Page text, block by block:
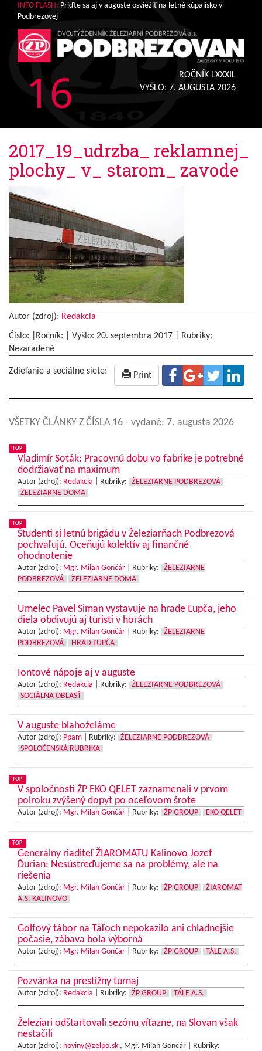
INFO FLASH: Príďte sa aj v auguste osviežiť na letné kúpalisko v
Podbrezovej
16
ROČNÍK LXXXIL
VYŠLO: 7. AUGUSTA 2026
2017_19_udrzba_ reklamnej_
plochy_ v_ starom_ zavode
Autor (zdroj): Redakcia
Číslo: |Ročník: | Vyšlo: 20. septembra 2017
Rubriky:
Nezaradené
Zdieľanie a sociálne siete: Print
VŠETKY ČLÁNKY Z ČÍSLA 16 - vydané: 7. augusta 2026
TOP
Vladimír Soták: Pracovnú dobu vo fabrike je potrebné
dodržiavať na maximum
Autor (zdroj): Redakcia Rubriky:
ŽELEZIARNE PODBREZOVÁ
ŽELEZIARNE DOMA
TOP
Študenti si letnú brigádu v Železiarňach Podbrezová
pochvaľujú. Oceňujú kolektív aj finančné
ohodnotenie
Autor (zdroj): Mgr. Milan Gončár Rubriky:
ŽELEZIARNE
PODBREZOVÁ
ŽELEZIARNE DOMA
Umelec Pavel Siman vystavuje na hrade Ľupča, jeho
diela obdivujú aj turisti v horách
Autor (zdroj): Mgr. Milan Gončár Rubriky:
ŽELEZIARNE
PODBREZOVÁ
HRAD ĽUPČA
Iontové nápoje aj v auguste
Autor (zdroj): Redakcia Rubriky:
ŽELEZIARNE PODBREZOVÁ
SOCIÁLNA OBLASŤ
V auguste blahoželáme
Autor (zdroj): Ppam Rubriky:
ŽELEZIARNE PODBREZOVÁ
SPOLOČENSKÁ RUBRIKA
TOP
V spoločnosti ŽP EKO QELET zaznamenali v prvom
polroku zvýšený dopyt po oceľovom šrote
Autor (zdroj): Mgr. Milan Gončár Rubriky: ŽP GROUP EKO QELET
TOP
Generálny riaditeľ ŽIAROMATU Kalinovo Jozef
Ďurian: Nesústreďujeme sa na problémy, ale na
riešenia
Autor (zdroj): Mgr. Milan Gončár Rubriky: ŽP GROUP
ŽIAROMAT
A.S. KALINOVO
Golfový tábor na Táľoch nepokazilo ani chladnejšie
počasie, zábava bola výborná
Autor (zdroj): Mgr. Milan Gončár Rubriky: ŽP GROUP TÁLE A.S.
Pozvánka na prestížny turnaj
Autor (zdroj): Redakcia Rubriky: ŽP GROUP TÁLE A.S.
Železiari odštartovali sezónu víťazne, na Slovan však
nestačili
Autor (zdroj): noviny@zelpo.sk , Mgr. Milan Gončár | Rubriky: